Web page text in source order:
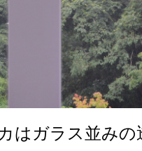
はガラス並みの